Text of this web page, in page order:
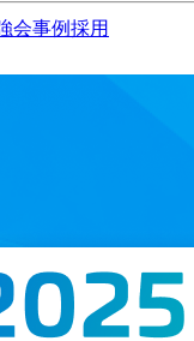
会事例採用